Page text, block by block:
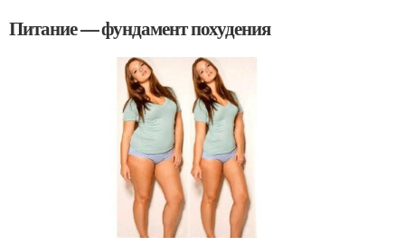
Питание — фундамент похудения